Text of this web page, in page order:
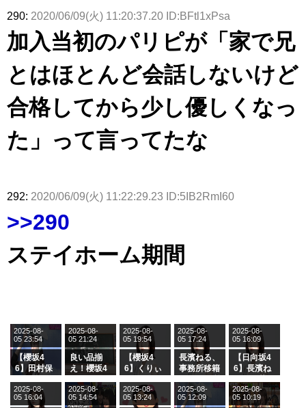
290: 2020/06/09(火) 11:20:37.20 ID:BFtl1xPsa
加入当初のパリピが「家で兄
とはほとんど会話しないけど
合格してから少し優しくなっ
た」って言ってたな
292: 2020/06/09(火) 11:22:29.23 ID:5IB2RmI60
>>290
ステイホーム期間
【櫻坂4
6】田村保
ージを脱い
でいた理由
2025-08-
05 23:54
良い品揃
え！櫻坂4
グル『Mak
e or Brea
2025-08-
05 21:24
【櫻坂4
6】くりぃ
の2人を手
玉に取る大
2025-08-
05 19:54
長濱ねる、
事務所移籍
属を発表
2025-08-
05 17:24
【日向坂4
6】長濱ね
ら移籍しフ
ラーム所属
2025-08-
05 16:09
2025-08-
05 16:04
2025-08-
05 14:54
2025-08-
05 13:24
2025-08-
05 12:09
2025-08-
05 10:19